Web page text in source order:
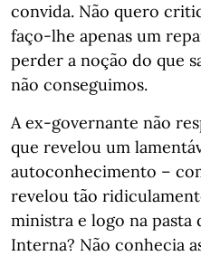
convida. Não quero
faço-lhe apenas um
perder a noção do que
não conseguimos.
A ex-governante não
que revelou um
autoconhecimento –
revelou tão
ministra e logo na pasta
Interna? Não conhecia